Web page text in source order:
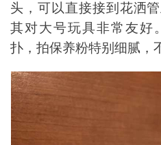
头，可以直接接到花洒
其对大号玩具非常友好
扑，拍保养粉特别细腻，